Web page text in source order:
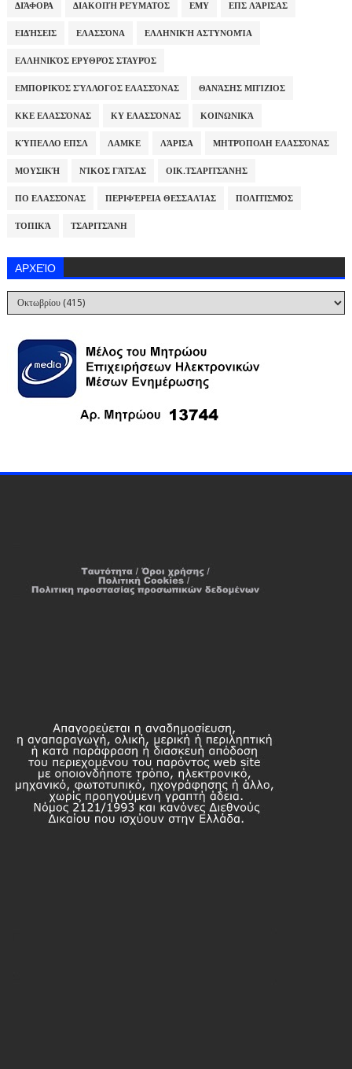
ΔΙΆΦΟΡΑ ΔΙΑΚΟΠΉ ΡΕΎΜΑΤΟΣ ΕΜΥ ΕΠΣ ΛΆΡΙΣΑΣ
ΕΙΔΉΣΕΙΣ ΕΛΑΣΣΌΝΑ ΕΛΛΗΝΙΚΉ ΑΣΤΥΝΟΜΊΑ
ΕΛΛΗΝΙΚΌΣ ΕΡΥΘΡΌΣ ΣΤΑΥΡΌΣ
ΕΜΠΟΡΙΚΌΣ ΣΎΛΛΟΓΟΣ ΕΛΑΣΣΌΝΑΣ ΘΑΝΆΣΗΣ ΜΠΊΖΙΟΣ
ΚΚΕ ΕΛΑΣΣΌΝΑΣ ΚΥ ΕΛΑΣΣΌΝΑΣ ΚΟΙΝΩΝΙΚΆ
ΚΎΠΕΛΛΟ ΕΠΣΛ ΛΑΜΚΕ ΛΆΡΙΣΑ ΜΗΤΡΌΠΟΛΗ ΕΛΑΣΣΌΝΑΣ
ΜΟΥΣΙΚΉ ΝΊΚΟΣ ΓΆΤΣΑΣ ΟΙΚ.ΤΣΑΡΙΤΣΆΝΗΣ
ΠΟ ΕΛΑΣΣΌΝΑΣ ΠΕΡΙΦΈΡΕΙΑ ΘΕΣΣΑΛΊΑΣ ΠΟΛΙΤΙΣΜΌΣ
ΤΟΠΙΚΆ ΤΣΑΡΙΤΣΆΝΗ
ΑΡΧΕΊΟ